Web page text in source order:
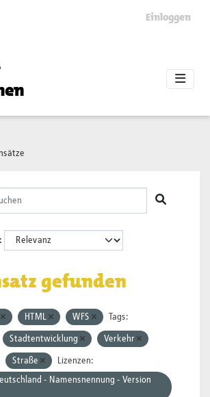
Einloggen
gefunden
HTML WFS Tags:
Stadtentwicklung Verkehr
Straße
Lizenzen:
- Namensnennung - Version